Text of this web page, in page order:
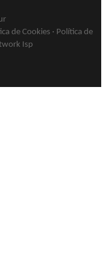
de Cookies · Política de
Isp